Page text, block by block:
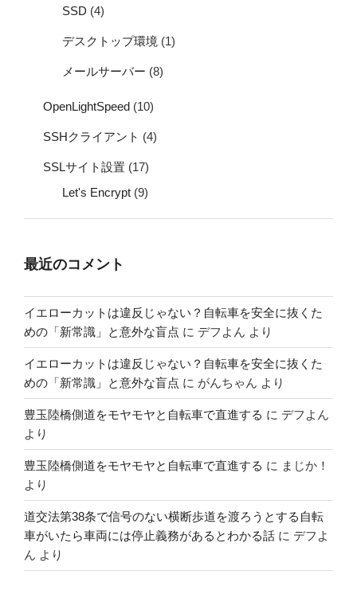
SSD (4)
デスクトップ環境 (1)
メールサーバー (8)
OpenLightSpeed (10)
SSHクライアント (4)
SSLサイト設置 (17)
Let's Encrypt (9)
最近のコメント
イエローカットは違反じゃない？自転車を安全に抜くた
めの「新常識」と意外な盲点 に デフよん より
イエローカットは違反じゃない？自転車を安全に抜くた
めの「新常識」と意外な盲点 に がんちゃん より
豊玉陸橋側道をモヤモヤと自転車で直進する に デフよん
より
豊玉陸橋側道をモヤモヤと自転車で直進する に まじか！
より
道交法第38条で信号のない横断歩道を渡ろうとする自転
車がいたら車両には停止義務があるとわかる話 に デフよ
ん より